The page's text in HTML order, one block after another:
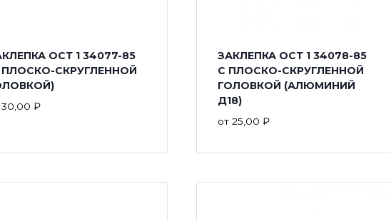
ОСТ 1 34077-85
ПЛОСКО-СКРУГЛЕННОЙ
30,00 ₽
ЗАКЛЕПКА ОСТ 1 34078-85
С ПЛОСКО-СКРУГЛЕННОЙ
ГОЛОВКОЙ (АЛЮМИНИЙ
Д18)
от 25,00 ₽